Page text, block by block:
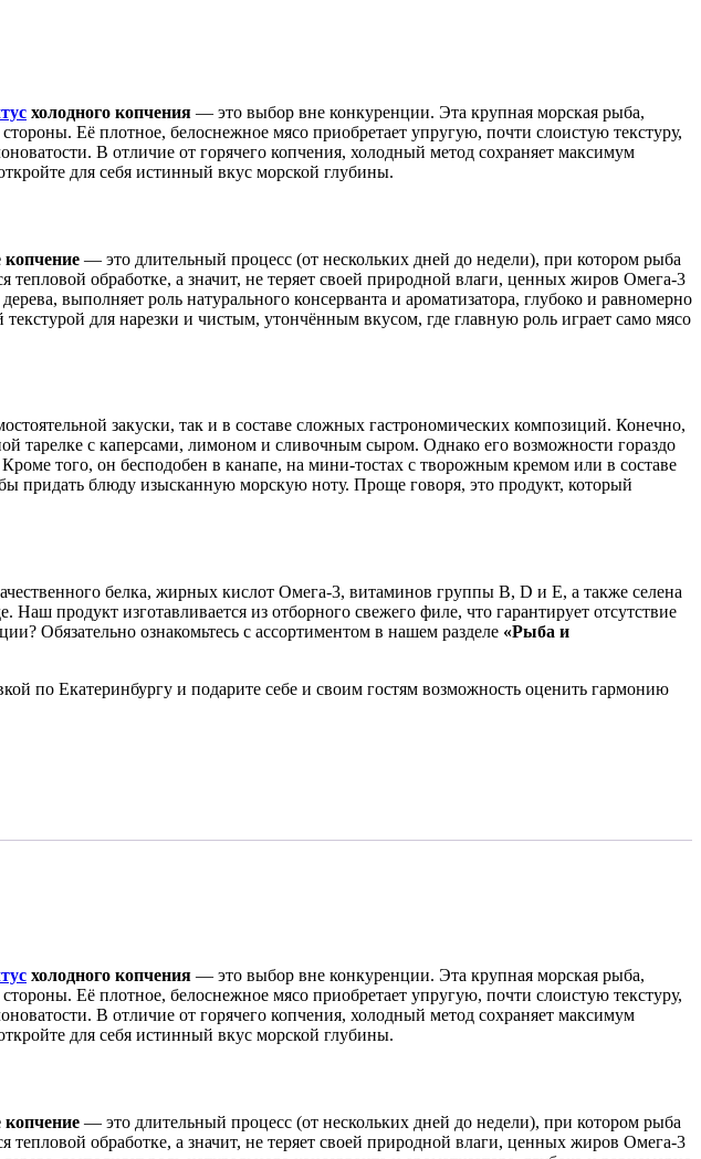
холодного копчения — это выбор вне конкуренции. Эта крупная морская рыба,
Её плотное, белоснежное мясо приобретает упругую, почти слоистую текстуру,
В отличие от горячего копчения, холодный метод сохраняет максимум
для себя истинный вкус морской глубины.
копчение — это длительный процесс (от нескольких дней до недели), при котором рыба
обработке, а значит, не теряет своей природной влаги, ценных жиров Омега-3
выполняет роль натурального консерванта и ароматизатора, глубоко и равномерно
для нарезки и чистым, утончённым вкусом, где главную роль играет само мясо
закуски, так и в составе сложных гастрономических композиций. Конечно,
тарелке с каперсами, лимоном и сливочным сыром. Однако его возможности гораздо
того, он бесподобен в канапе, на мини-тостах с творожным кремом или в составе
придать блюду изысканную морскую ноту. Проще говоря, это продукт, который
белка, жирных кислот Омега-3, витаминов группы B, D и E, а также селена
продукт изготавливается из отборного свежего филе, что гарантирует отсутствие
Обязательно ознакомьтесь с ассортиментом в нашем разделе «Рыба и
по Екатеринбургу и подарите себе и своим гостям возможность оценить гармонию
холодного копчения — это выбор вне конкуренции. Эта крупная морская рыба,
Её плотное, белоснежное мясо приобретает упругую, почти слоистую текстуру,
В отличие от горячего копчения, холодный метод сохраняет максимум
для себя истинный вкус морской глубины.
копчение — это длительный процесс (от нескольких дней до недели), при котором рыба
обработке, а значит, не теряет своей природной влаги, ценных жиров Омега-3